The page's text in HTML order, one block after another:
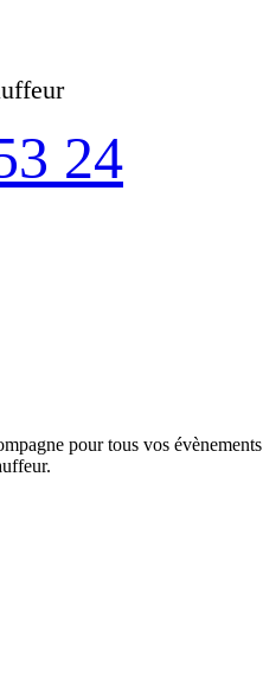
24
pour tous vos évènements